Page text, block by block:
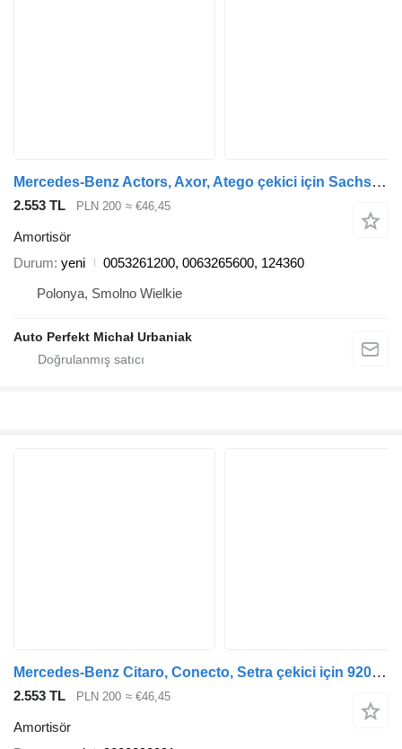
Mercedes-Benz Actors, Axor, Atego çekici için Sachs 0053261200 amortisör
2.553 TL PLN 200 ≈ €46,45
Amortisör
Durum yeni
0053261200, 0063265600, 124360
Polonya, Smolno Wielkie
Auto Perfekt Michał Urbaniak
Mercedes-Benz Citaro, Conecto, Setra çekici için 9200290991 amortisör
2.553 TL PLN 200 ≈ €46,45
Amortisör